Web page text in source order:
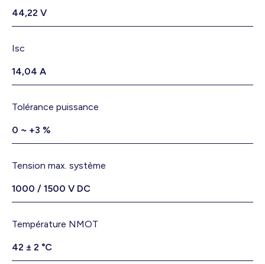
44,22 V
Isc
14,04 A
Tolérance puissance
0 ~ +3 %
Tension max. système
1000 / 1500 V DC
Température NMOT
42 ± 2 °C